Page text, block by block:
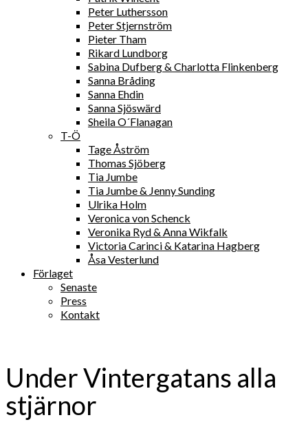
Peter Luthersson
Peter Stjernström
Pieter Tham
Rikard Lundborg
Sabina Dufberg & Charlotta Flinkenberg
Sanna Bråding
Sanna Ehdin
Sanna Sjöswärd
Sheila O´Flanagan
T-Ö
Tage Åström
Thomas Sjöberg
Tia Jumbe
Tia Jumbe & Jenny Sunding
Ulrika Holm
Veronica von Schenck
Veronika Ryd & Anna Wikfalk
Victoria Carinci & Katarina Hagberg
Åsa Vesterlund
Förlaget
Senaste
Press
Kontakt
Under Vintergatans alla
stjärnor